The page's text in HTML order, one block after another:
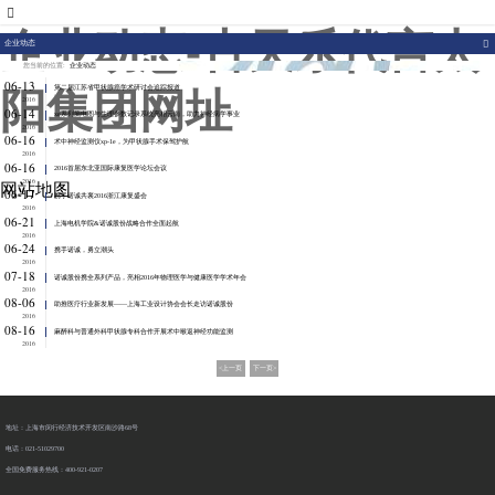
企业动态-古天乐代言太
阳集团网址
官网
企业动态
您当前的位置: 企业动态
06-13
2016
第二届江苏省甲状腺癌学术研讨会追踪报道
06-14
2016
xe系列脑电图与生理参数记录系统亮相云南，助力神经病学事业
06-16
2016
术中神经监测仪xp-1e，为甲状腺手术保驾护航
06-16
2016
2016首届东北亚国际康复医学论坛会议
06-17
2016
携手诺诚共襄2016浙江康复盛会
06-21
2016
上海电机学院&诺诚股份战略合作全面起航
06-24
2016
携手诺诚，勇立潮头
07-18
2016
诺诚股份携全系列产品，亮相2016年物理医学与健康医学学术年会
08-06
2016
助推医疗行业新发展­——上海工业设计协会会长走访诺诚股份
08-16
2016
麻醉科与普通外科甲状腺专科合作开展术中喉返神经功能监测
<上一页 下一页>
地址：上海市闵行经济技术开发区南沙路68号
电话：021-51029700
全国免费服务热线：400-921-0207
网站地图